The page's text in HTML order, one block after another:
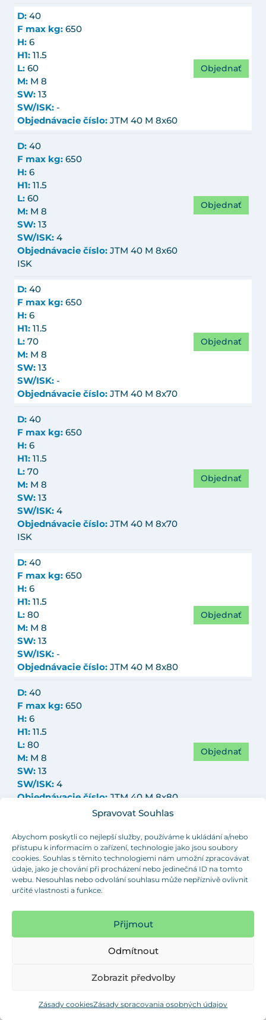
Spravovat Souhlas
Abychom poskytli co nejlepší služby, používáme k ukládání a/nebo
přístupu k informacím o zařízení, technologie jako jsou soubory
cookies. Souhlas s těmito technologiemi nám umožní zpracovávat
údaje, jako je chování při procházení nebo jedinečná ID na tomto
webu. Nesouhlas nebo odvolání souhlasu může nepříznivě ovlivnit
určité vlastnosti a funkce.
Přijmout
Odmítnout
Zobrazit předvolby
Zásady cookiesZásady spracovania osobných údajov
D: 40
F max kg: 650
H: 6
H1: 11.5
L: 60
M: M 8
SW: 13
SW/ISK: -
Objednávacie číslo: JTM 40 M 8x60
Objednať
D: 40
F max kg: 650
H: 6
H1: 11.5
L: 60
M: M 8
SW: 13
SW/ISK: 4
Objednávacie číslo: JTM 40 M 8x60
ISK
Objednať
D: 40
F max kg: 650
H: 6
H1: 11.5
L: 70
M: M 8
SW: 13
SW/ISK: -
Objednávacie číslo: JTM 40 M 8x70
Objednať
D: 40
F max kg: 650
H: 6
H1: 11.5
L: 70
M: M 8
SW: 13
SW/ISK: 4
Objednávacie číslo: JTM 40 M 8x70
ISK
Objednať
D: 40
F max kg: 650
H: 6
H1: 11.5
L: 80
M: M 8
SW: 13
SW/ISK: -
Objednávacie číslo: JTM 40 M 8x80
Objednať
D: 40
F max kg: 650
H: 6
H1: 11.5
L: 80
M: M 8
SW: 13
SW/ISK: 4
Objednávacie číslo: JTM 40 M 8x80
Objednať
D: 40
F max kg: 650
H: 6
H1: 11.5
L: 90
SW: 13
Objednávacie číslo: JTM 40 M 8x90
11.5